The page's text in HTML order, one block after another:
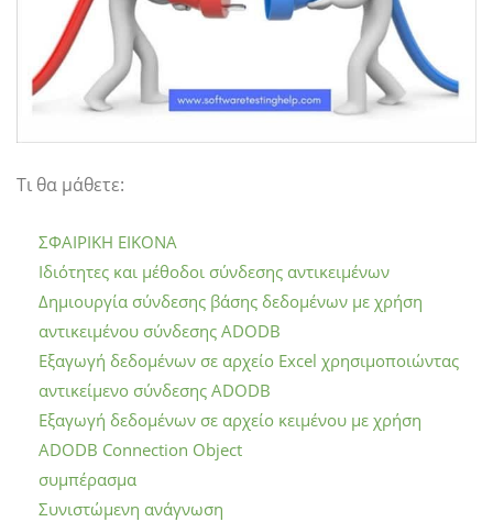
Τι θα μάθετε:
ΣΦΑΙΡΙΚΗ ΕΙΚΟΝΑ
Ιδιότητες και μέθοδοι σύνδεσης αντικειμένων
Δημιουργία σύνδεσης βάσης δεδομένων με χρήση
αντικειμένου σύνδεσης ADODB
Εξαγωγή δεδομένων σε αρχείο Excel χρησιμοποιώντας
αντικείμενο σύνδεσης ADODB
Εξαγωγή δεδομένων σε αρχείο κειμένου με χρήση
ADODB Connection Object
συμπέρασμα
Συνιστώμενη ανάγνωση